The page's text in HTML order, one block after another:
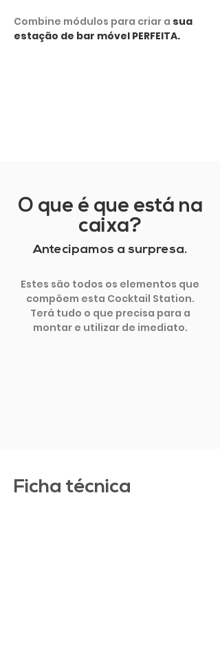
Combine módulos para criar a sua
estação de bar móvel PERFEITA.
O que é que está na
caixa?
Antecipamos a surpresa.
Estes são todos os elementos que
compõem esta Cocktail Station.
Terá tudo o que precisa para a
montar e utilizar de imediato.
Ficha técnica